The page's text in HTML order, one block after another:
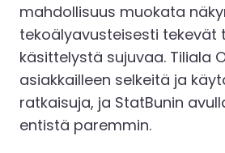
mahdollisuus muokata
tekoälyavusteisesti tekevät
käsittelystä sujuvaa. Tiliala
asiakkailleen selkeitä ja
ratkaisuja, ja StatBunin
entistä paremmin.